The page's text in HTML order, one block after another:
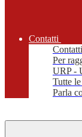
Contatti
Contatti
Per
URP -
Tutte
Parla